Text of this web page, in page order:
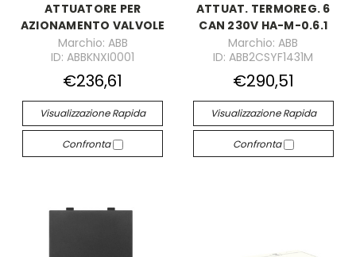
ATTUATORE PER
AZIONAMENTO VALVOLE
Marchio: ABB
ID: ABBKNXI0001
€236,61
Visualizzazione Rapida
Confronta
ATTUAT. TERMOREG. 6
CAN 230V HA-M-0.6.1
Marchio: ABB
ID: ABB2CSYF1431M
€290,51
Visualizzazione Rapida
Confronta